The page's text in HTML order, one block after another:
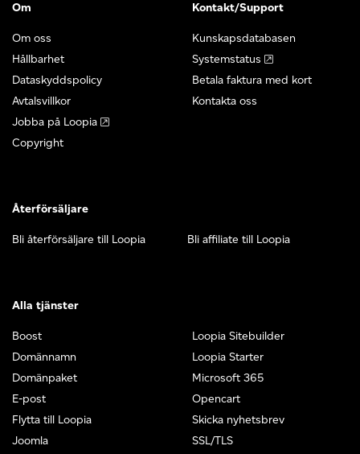
Om
Om oss
Hållbarhet
Dataskyddspolicy
Avtalsvillkor
Jobba på Loopia
Copyright
Kontakt/Support
Kunskapsdatabasen
Systemstatus
Betala faktura med kort
Kontakta oss
Återförsäljare
Bli återförsäljare till Loopia Bli affiliate till Loopia
Alla tjänster
Boost
Domännamn
Domänpaket
E-post
Flytta till Loopia
Joomla
Loopia Sitebuilder
Loopia Starter
Microsoft 365
Opencart
Skicka nyhetsbrev
SSL/TLS